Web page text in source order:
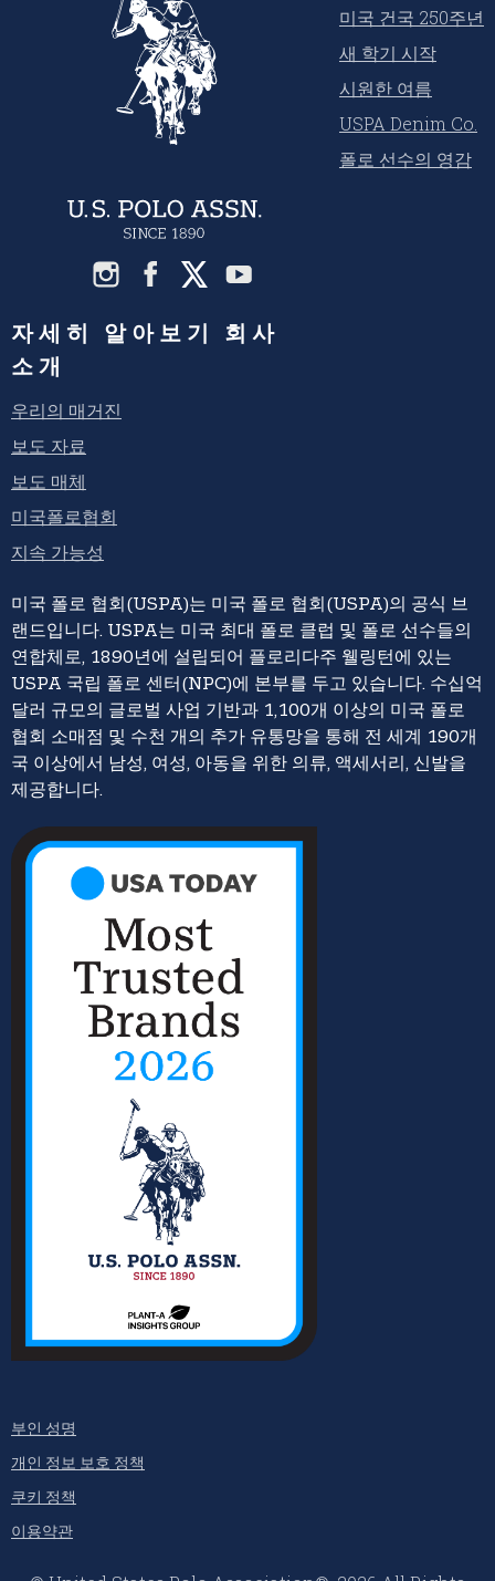
미국 건국 250주년
새 학기 시작
시원한 여름
USPA Denim Co.
폴로 선수의 영감
자세히 알아보기 회사
소개
우리의 매거진
보도 자료
보도 매체
미국폴로협회
지속 가능성
미국 폴로 협회(USPA)는 미국 폴로 협회(USPA)의 공식 브
랜드입니다. USPA는 미국 최대 폴로 클럽 및 폴로 선수들의
연합체로, 1890년에 설립되어 플로리다주 웰링턴에 있는
USPA 국립 폴로 센터(NPC)에 본부를 두고 있습니다. 수십억
달러 규모의 글로벌 사업 기반과 1,100개 이상의 미국 폴로
협회 소매점 및 수천 개의 추가 유통망을 통해 전 세계 190개
국 이상에서 남성, 여성, 아동을 위한 의류, 액세서리, 신발을
제공합니다.
부인 성명
개인 정보 보호 정책
쿠키 정책
이용약관